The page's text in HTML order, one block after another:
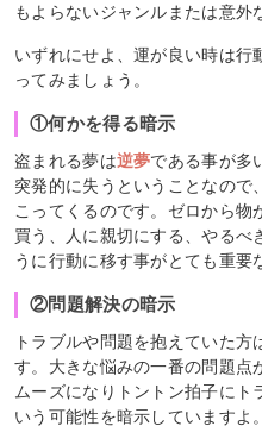
もよらないジャンルまたは意外
いずれにせよ、運が良い時は行
ってみましょう。
①何かを得る暗示
盗まれる夢は逆夢である事が多
突発的に失うということなので
こってくるのです。ゼロから物
買う、人に親切にする、やるべ
うに行動に移す事がとても重要
②問題解決の暗示
トラブルや問題を抱えていた方
す。大きな悩みの一番の問題点
ムーズになりトントン拍子にト
いう可能性を暗示していますよ。